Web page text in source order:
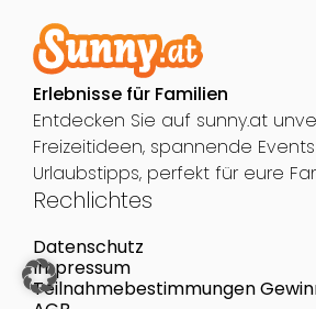
Erlebnisse für Familien
Entdecken Sie auf sunny.at
Freizeitideen, spannende
Urlaubstipps, perfekt für eure
Rechlichtes
Datenschutz
Impressum
Teilnahmebestimmungen